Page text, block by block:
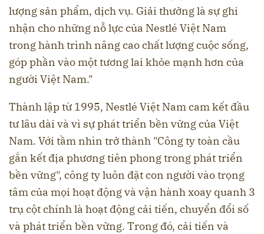
lượng sản phẩm, dịch vụ. Giải thưởng là sự ghi
nhận cho những nỗ lực của Nestlé Việt Nam
trong hành trình nâng cao chất lượng cuộc sống,
góp phần vào một tương lai khỏe mạnh hơn của
người Việt Nam."
Thành lập từ 1995, Nestlé Việt Nam cam kết đầu
tư lâu dài và vì sự phát triển bền vững của Việt
Nam. Với tầm nhìn trở thành "Công ty toàn cầu
gắn kết địa phương tiên phong trong phát triển
bền vững", công ty luôn đặt con người vào trọng
tâm của mọi hoạt động và vận hành xoay quanh 3
trụ cột chính là hoạt động cải tiến, chuyển đổi số
và phát triển bền vững. Trong đó, cải tiến và